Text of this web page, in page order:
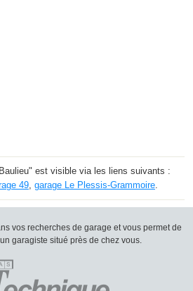
est visible via les liens suivants :
49, garage Le Plessis-Grammoire.
vos recherches de garage et vous permet de
garagiste situé près de chez vous.